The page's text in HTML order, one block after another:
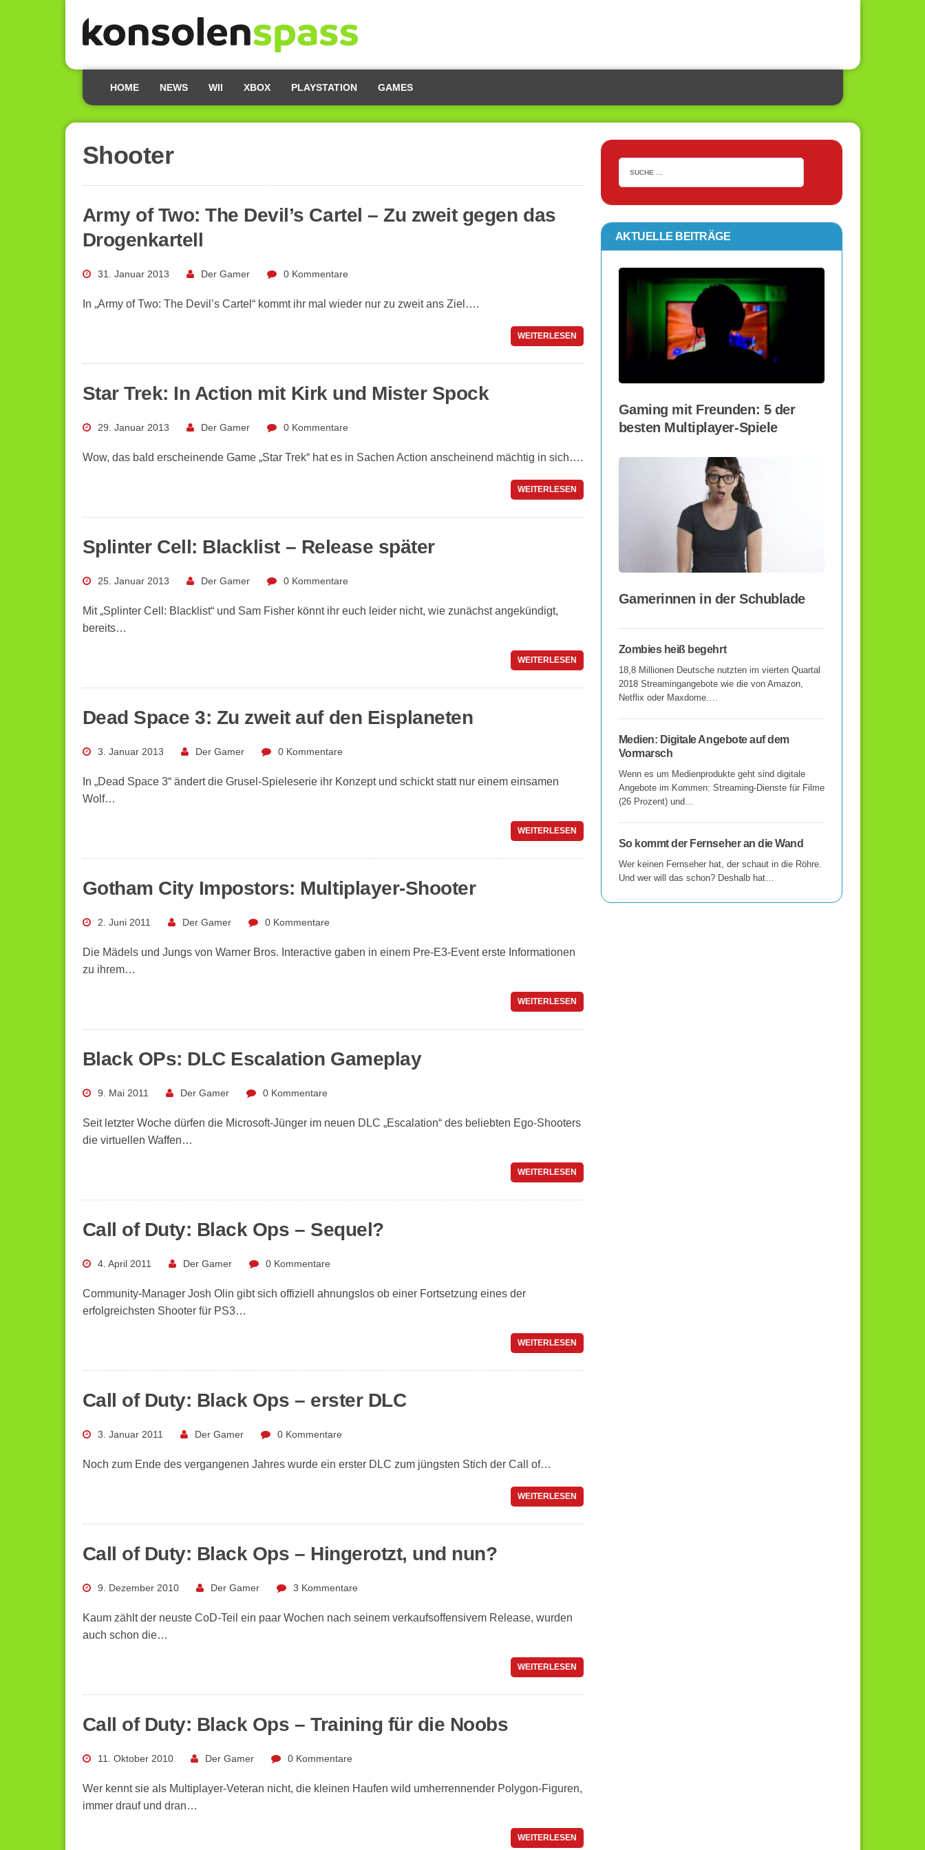
HOME NEWS WII XBOX PLAYSTATION GAMES
Shooter
Army of Two: The Devil’s Cartel – Zu zweit gegen das
Drogenkartell
31. Januar 2013 Der Gamer 0 Kommentare
In „Army of Two: The Devil’s Cartel“ kommt ihr mal wieder nur zu zweit ans Ziel….
WEITERLESEN
Star Trek: In Action mit Kirk und Mister Spock
29. Januar 2013 Der Gamer 0 Kommentare
Wow, das bald erscheinende Game „Star Trek“ hat es in Sachen Action anscheinend mächtig in sich….
WEITERLESEN
Splinter Cell: Blacklist – Release später
25. Januar 2013 Der Gamer 0 Kommentare
Mit „Splinter Cell: Blacklist“ und Sam Fisher könnt ihr euch leider nicht, wie zunächst angekündigt,
bereits…
WEITERLESEN
Dead Space 3: Zu zweit auf den Eisplaneten
3. Januar 2013 Der Gamer 0 Kommentare
In „Dead Space 3“ ändert die Grusel-Spieleserie ihr Konzept und schickt statt nur einem einsamen
Wolf…
WEITERLESEN
Gotham City Impostors: Multiplayer-Shooter
2. Juni 2011 Der Gamer 0 Kommentare
Die Mädels und Jungs von Warner Bros. Interactive gaben in einem Pre-E3-Event erste Informationen
zu ihrem…
WEITERLESEN
Black OPs: DLC Escalation Gameplay
9. Mai 2011 Der Gamer 0 Kommentare
Seit letzter Woche dürfen die Microsoft-Jünger im neuen DLC „Escalation“ des beliebten Ego-Shooters
die virtuellen Waffen…
WEITERLESEN
Call of Duty: Black Ops – Sequel?
4. April 2011 Der Gamer 0 Kommentare
Community-Manager Josh Olin gibt sich offiziell ahnungslos ob einer Fortsetzung eines der
erfolgreichsten Shooter für PS3…
WEITERLESEN
Call of Duty: Black Ops – erster DLC
3. Januar 2011 Der Gamer 0 Kommentare
Noch zum Ende des vergangenen Jahres wurde ein erster DLC zum jüngsten Stich der Call of…
WEITERLESEN
Call of Duty: Black Ops – Hingerotzt, und nun?
9. Dezember 2010 Der Gamer 3 Kommentare
Kaum zählt der neuste CoD-Teil ein paar Wochen nach seinem verkaufsoffensivem Release, wurden
auch schon die…
WEITERLESEN
Call of Duty: Black Ops – Training für die Noobs
11. Oktober 2010 Der Gamer 0 Kommentare
Wer kennt sie als Multiplayer-Veteran nicht, die kleinen Haufen wild umherrennender Polygon-Figuren,
immer drauf und dran…
WEITERLESEN
AKTUELLE BEITRÄGE
Gaming mit Freunden: 5 der
besten Multiplayer-Spiele
Gamerinnen in der Schublade
Zombies heiß begehrt
18,8 Millionen Deutsche nutzten im vierten Quartal
2018 Streamingangebote wie die von Amazon,
Netflix oder Maxdome….
Medien: Digitale Angebote auf dem
Vormarsch
Wenn es um Medienprodukte geht sind digitale
Angebote im Kommen: Streaming-Dienste für Filme
(26 Prozent) und…
So kommt der Fernseher an die Wand
Wer keinen Fernseher hat, der schaut in die Röhre.
Und wer will das schon? Deshalb hat…